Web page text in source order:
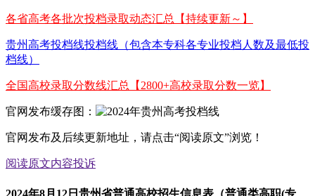
各省高考各批次投档录取动态汇总【持续更新～】
贵州高考投档线投档线（包含本专科各专业投档人数及最低投
档线）
全国高校录取分数线汇总【2800+高校录取分数一览】
官网发布缓存图：
官网发布及后续更新地址，请点击“阅读原文”浏览！
阅读原文内容投诉
2024年8月12日贵州省普通高校招生信息表（普通类高职(专